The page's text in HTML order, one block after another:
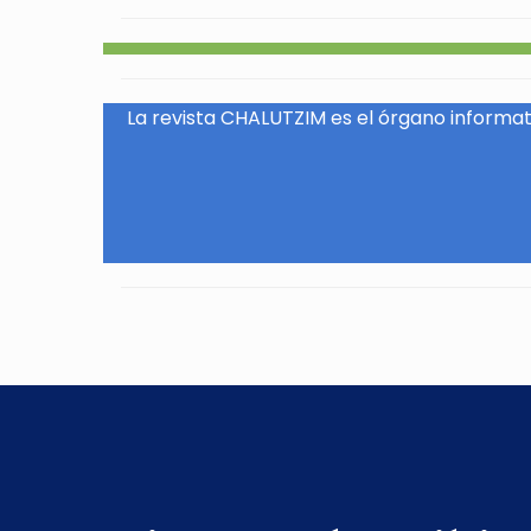
La revista CHALUTZIM es el órgano